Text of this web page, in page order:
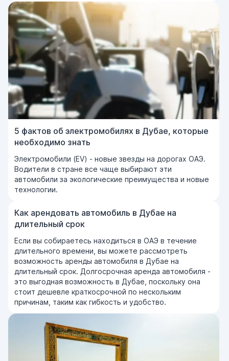
5 фактов об электромобилях в Дубае, которые
необходимо знать
Электромобили (EV) - новые звезды на дорогах ОАЭ.
Водители в стране все чаще выбирают эти
автомобили за экологические преимущества и новые
технологии.
Как арендовать автомобиль в Дубае на
длительный срок
Если вы собираетесь находиться в ОАЭ в течение
длительного времени, вы можете рассмотреть
возможность аренды автомобиля в Дубае на
длительный срок. Долгосрочная аренда автомобиля -
это выгодная возможность в Дубае, поскольку она
стоит дешевле краткосрочной по нескольким
причинам, таким как гибкость и удобство.